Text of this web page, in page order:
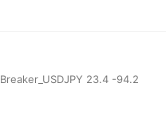
23.4 -94.2